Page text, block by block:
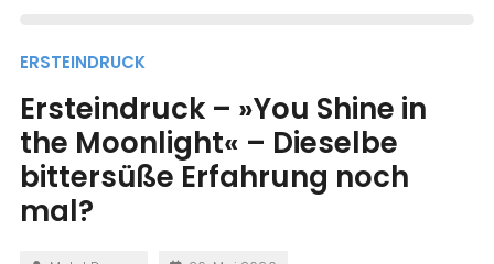
ERSTEINDRUCK
Ersteindruck – »You Shine in
the Moonlight« – Dieselbe
bittersüße Erfahrung noch
mal?